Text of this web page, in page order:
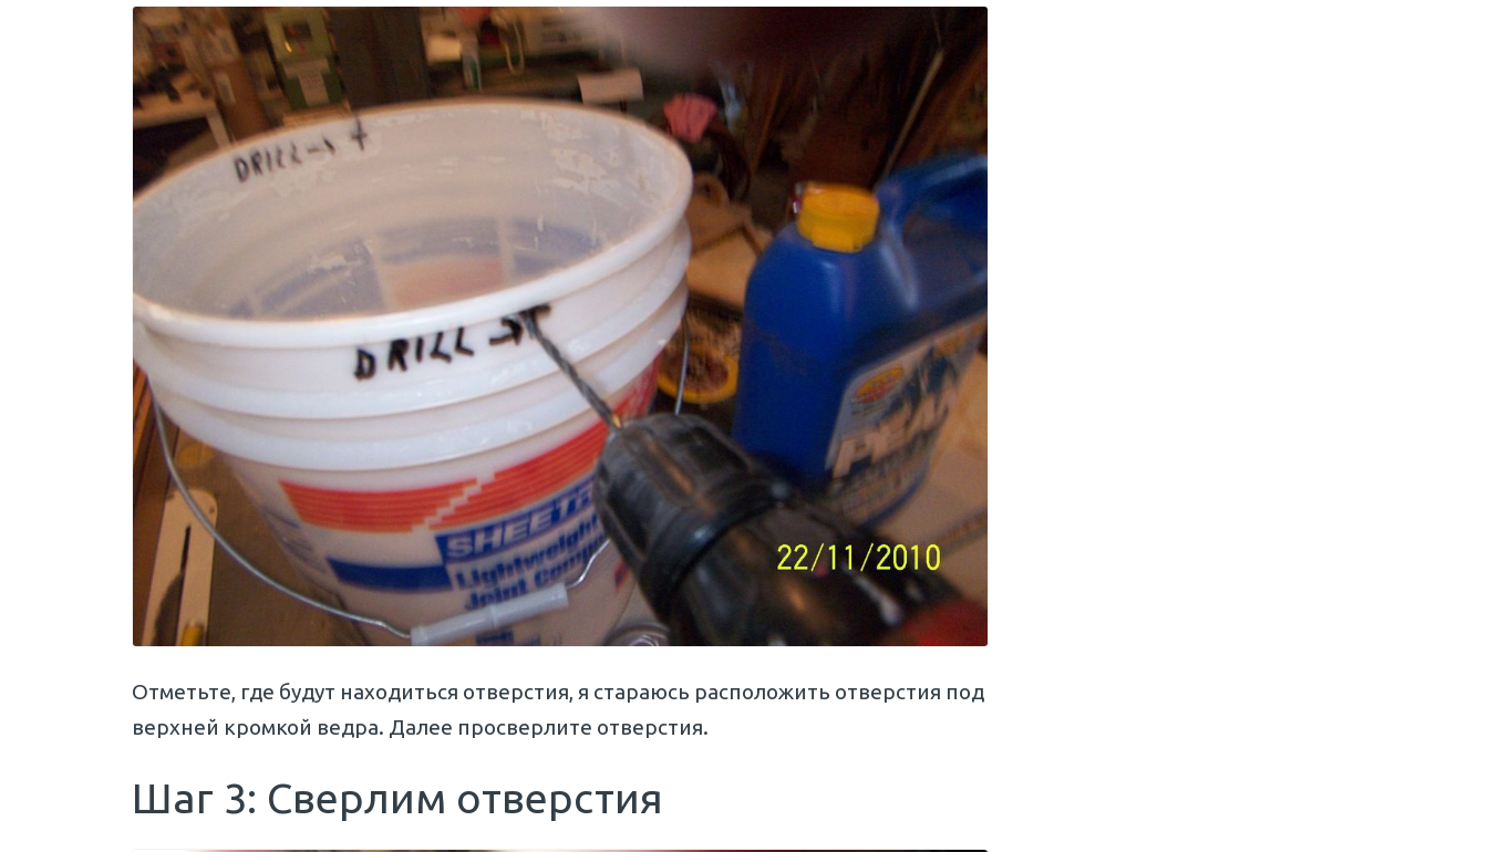
Отметьте, где будут находиться отверстия, я стараюсь расположить отверстия под
верхней кромкой ведра. Далее просверлите отверстия.
Шаг 3: Сверлим отверстия